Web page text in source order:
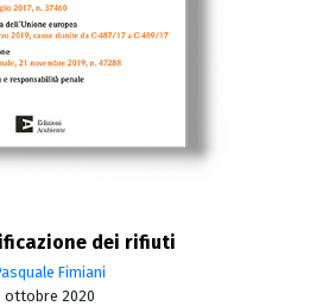
dei rifiuti
Fimiani
ottobre 2020